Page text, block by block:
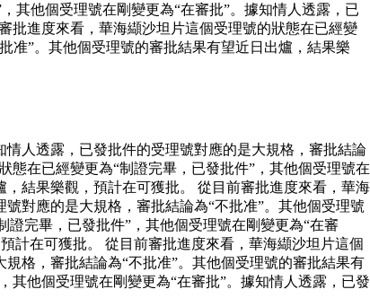
其他個受理號在剛變更為“在審批”。據知情人透露，已
批進度來看，華海纈沙坦片這個受理號的狀態在已經變
准”。其他個受理號的審批結果有望近日出爐，結果樂
人透露，已發批件的受理號對應的是大規格，審批結論
在已經變更為“制證完畢，已發批件”，其他個受理號在
結果樂觀，預計在可獲批。 從目前審批進度來看，華海
對應的是大規格，審批結論為“不批准”。其他個受理號
完畢，已發批件”，其他個受理號在剛變更為“在審
計在可獲批。 從目前審批進度來看，華海纈沙坦片這個
格，審批結論為“不批准”。其他個受理號的審批結果有
他個受理號在剛變更為“在審批”。據知情人透露，已發